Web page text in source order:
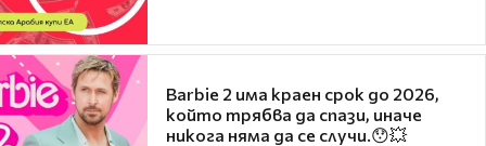
Barbie 2 има краен срок до 2026,
който трябва да спази, иначе
никога няма да се случи.😯💥